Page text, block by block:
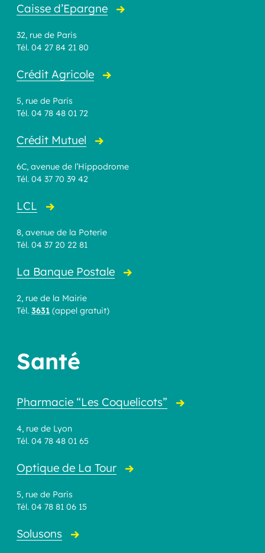
Caisse d’Epargne
32, rue de Paris
Tél. 04 27 84 21 80
Crédit Agricole
5, rue de Paris
Tél. 04 78 48 01 72
Crédit Mutuel
6C, avenue de l’Hippodrome
Tél. 04 37 70 39 42
LCL
8, avenue de la Poterie
Tél. 04 37 20 22 81
La Banque Postale
2, rue de la Mairie
Tél. 3631 (appel gratuit)
Santé
Pharmacie “Les Coquelicots”
4, rue de Lyon
Tél. 04 78 48 01 65
Optique de La Tour
5, rue de Paris
Tél. 04 78 81 06 15
Solusons